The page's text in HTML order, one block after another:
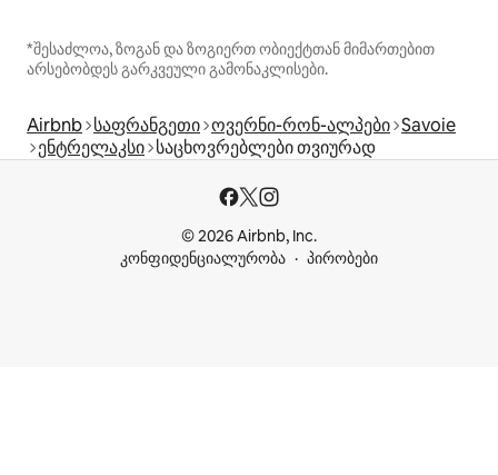
*შესაძლოა, ზოგან და ზოგიერთ ობიექტთან მიმართებით
არსებობდეს გარკვეული გამონაკლისები.
Airbnb საფრანგეთი ოვერნი-რონ-ალპები Savoie
ენტრელაკსი საცხოვრებლები თვიურად
© 2026 Airbnb, Inc.
კონფიდენციალურობა
პირობები